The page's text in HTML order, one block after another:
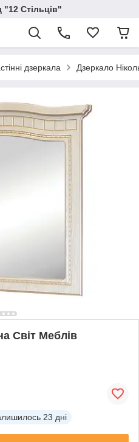
"12 Стільців"
дзеркала Дзеркало
Світ Меблів
23 дні